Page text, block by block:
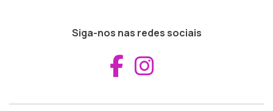
Siga-nos nas redes sociais
Aceder ao